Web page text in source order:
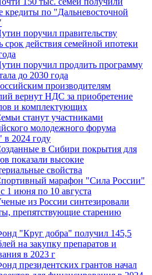
кредиты по "Дальневосточной
поручил правительству
срок действия семейной ипотеки
поручил продлить программу
до 2030 года
производителям
вернут НДС за приобретение
и комплектующих
станут участниками
молодежного форума
2024 году
в Сибири покрытия для
показали высокие
свойства
марафон "Сила России"
1 июня по 10 августа
из России синтезировали
препятствующие старению
"Круг добра" получил 145,5
на закупку препаратов и
в 2023 г
президентских грантов начал